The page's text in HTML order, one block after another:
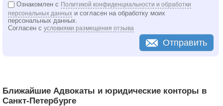
Ознакомлен с Политикой конфиденциальности и обработки
персональных данных и согласен на обработку моих
персональных данных.
Согласен с условиями размещения отзыва
Отправить
Ближайшие Адвокаты и юридические конторы в
Санкт-Петербурге